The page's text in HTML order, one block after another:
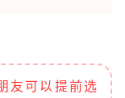
友可以提前选